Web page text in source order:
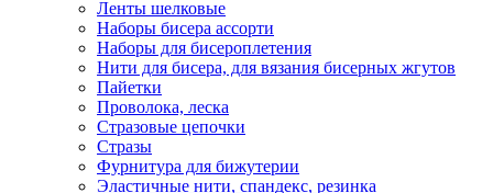
Ленты шелковые
Наборы бисера ассорти
Наборы для бисероплетения
Нити для бисера, для вязания бисерных жгутов
Пайетки
Проволока, леска
Стразовые цепочки
Стразы
Фурнитура для бижутерии
Эластичные нити, спандекс, резинка